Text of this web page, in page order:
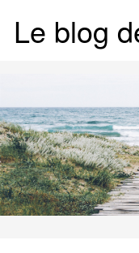
Le blog